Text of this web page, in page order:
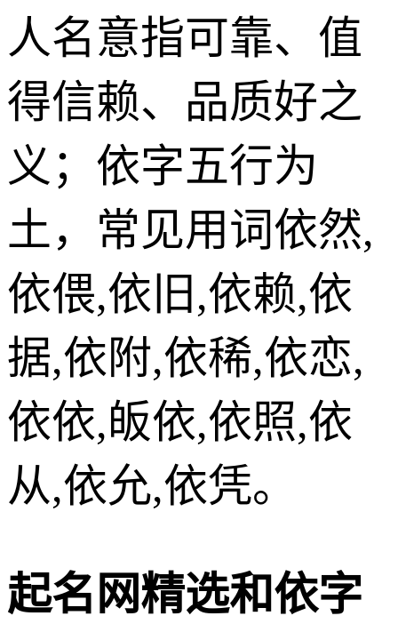
人名意指可靠、值
得信赖、品质好之
义；依字五行为
土，常见用词依然,
依偎,依旧,依赖,依
据,依附,依稀,依恋,
依依,皈依,依照,依
从,依允,依凭。
起名网精选和依字